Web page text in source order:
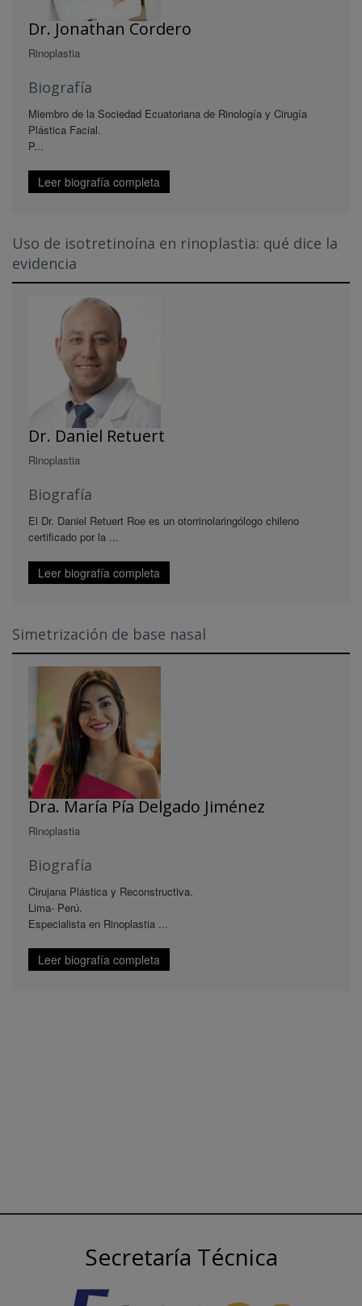
Dr. Jonathan Cordero
Rinoplastia
Biografía
Miembro de la Sociedad Ecuatoriana de Rinología y Cirugía
Plástica Facial.
P...
Leer biografía completa
Uso de isotretinoína en rinoplastia: qué dice la
evidencia
Dr. Daniel Retuert
Rinoplastia
Biografía
El Dr. Daniel Retuert Roe es un otorrinolaringólogo chileno
certificado por la ...
Leer biografía completa
Simetrización de base nasal
Dra. María Pía Delgado Jiménez
Rinoplastia
Biografía
Cirujana Plástica y Reconstructiva.
Lima- Perú.
Especialista en Rinoplastia ...
Leer biografía completa
Secretaría Técnica